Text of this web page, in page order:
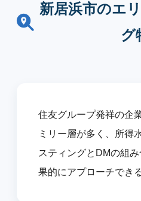
新居浜市のエ
グ
住友グループ発祥の企
ミリー層が多く、所得
スティングとDMの組
果的にアプローチできる